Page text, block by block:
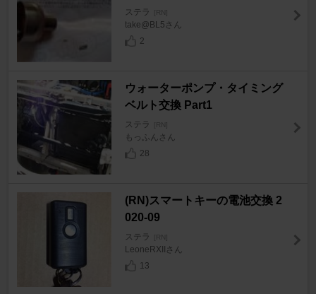
ステラ [RN]
take@BL5さん
2
ウォーターポンプ・タイミング
ベルト交換 Part1
ステラ [RN]
もっふんさん
28
(RN)スマートキーの電池交換 2
020-09
ステラ [RN]
LeoneRXIIさん
13